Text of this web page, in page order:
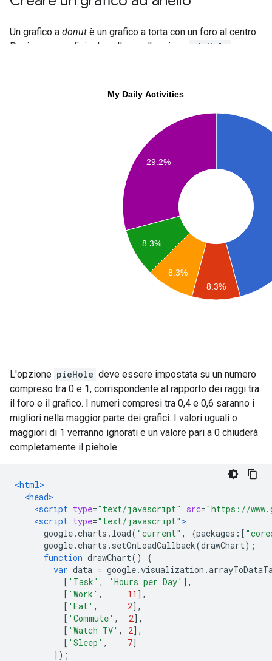
Un grafico a donut è un grafico a torta con un foro al centro.
Puoi creare grafici ad anello con l'opzione
pieHole
L'opzione pieHole deve essere impostata su un numero
compreso tra 0 e 1, corrispondente al rapporto dei raggi tra
il foro e il grafico. I numeri compresi tra 0,4 e 0,6 saranno i
migliori nella maggior parte dei grafici. I valori uguali o
maggiori di 1 verranno ignorati e un valore pari a 0 chiuderà
completamente il piehole.
<html>
<head>
<script type="text/javascript" src="https://
<script type="text/javascript" >
google.charts . load( "current" , {packages :[
google.charts . setOnLoadCallback(drawChart);
function drawChart()
{
var data = google.visualization .
[ 'Task' , 'Hours per Day' ],
[ 'Work' , 11 ],
[ 'Eat' , 2],
[ 'Commute' , 2],
[ 'Watch TV' , 2],
[ 'Sleep' , 7]
]);